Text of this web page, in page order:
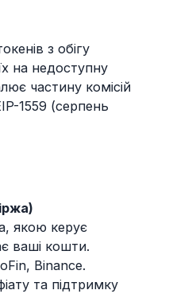
з обігу
на недоступну
частину комісій
1559 (серпень
якою керує
ваші кошти.
Binance.
та підтримку